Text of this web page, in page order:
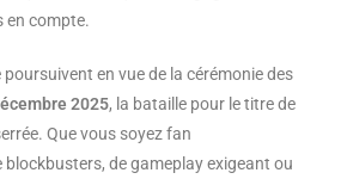
en compte.
en vue de la cérémonie des
2025, la bataille pour le titre de
Que vous soyez fan
blockbusters, de gameplay exigeant ou